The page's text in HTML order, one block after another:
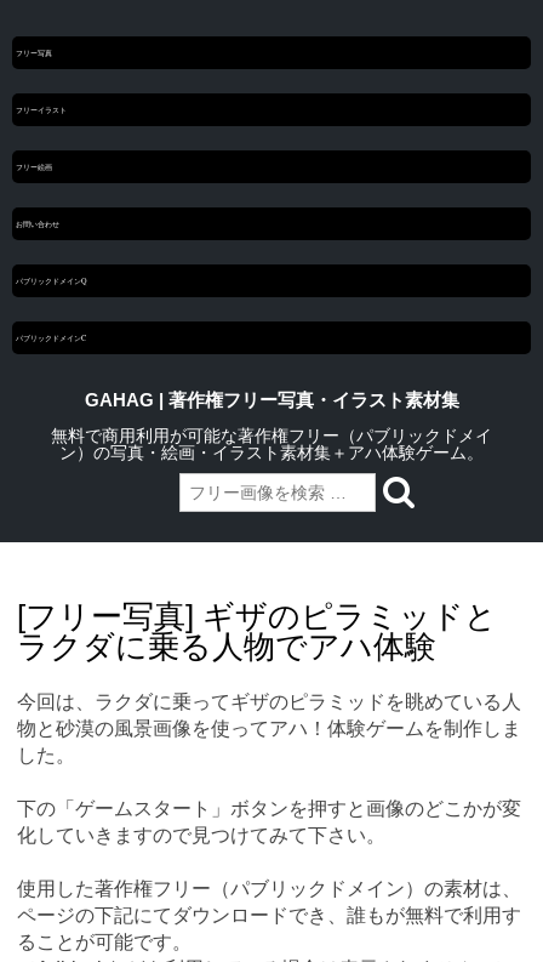
フリー写真
フリーイラスト
フリー絵画
お問い合わせ
パブリックドメインQ
パブリックドメインC
GAHAG | 著作権フリー写真・イラスト素材集
無料で商用利用が可能な著作権フリー（パブリックドメイ
ン）の写真・絵画・イラスト素材集＋アハ体験ゲーム。
content[フリー写真] ギザのピラミッドと
ラクダに乗る人物でアハ体験
今回は、ラクダに乗ってギザのピラミッドを眺めている人
物と砂漠の風景画像を使ってアハ！体験ゲームを制作しま
した。
下の「ゲームスタート」ボタンを押すと画像のどこかが変
化していきますので見つけてみて下さい。
使用した著作権フリー（パブリックドメイン）の素材は、
ページの下記にてダウンロードでき、誰もが無料で利用す
ることが可能です。